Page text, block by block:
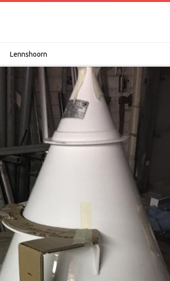
Lennshoorn